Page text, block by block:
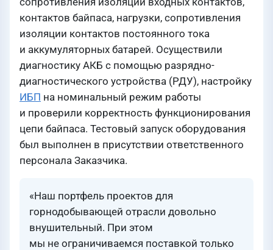
контактов байпаса, нагрузки, сопротивления
изоляции контактов постоянного тока
и аккумуляторных батарей. Осуществили
диагностику АКБ с помощью разрядно-
диагностического устройства (РДУ), настройку
ИБП на номинальный режим работы
и проверили корректность функционирования
цепи байпаса. Тестовый запуск оборудования
был выполнен в присутствии ответственного
персонала Заказчика.
«Наш портфель проектов для
горнодобывающей отрасли довольно
внушительный. При этом
мы не ограничиваемся поставкой только